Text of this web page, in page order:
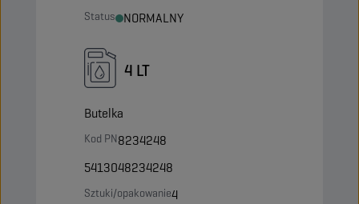
Status NORMALNY
4 LT
Butelka
Kod PN8234248
5413048234248
Sztuki/opakowanie4